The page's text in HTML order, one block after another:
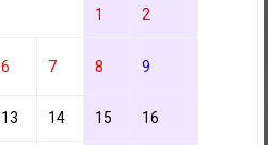
1 2
6 7 8 9
13 14 15 16